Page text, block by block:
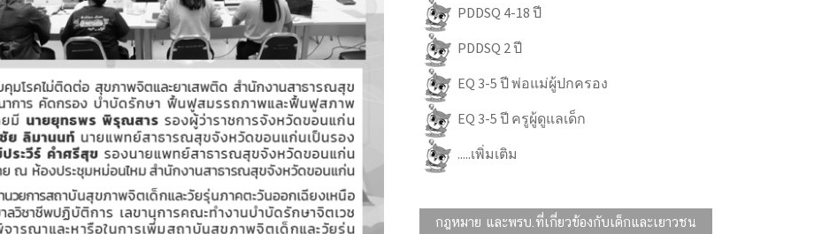
PDDSQ 4-18 ปี
PDDSQ 2 ปี
EQ 3-5 ปี พ่อแม่ผู้ปกครอง
EQ 3-5 ปี ครูผู้ดูแลเด็ก
.....เพิ่มเติม
กฎหมาย และพรบ.ที่เกี่ยวข้องกับเด็กและเยาวชน